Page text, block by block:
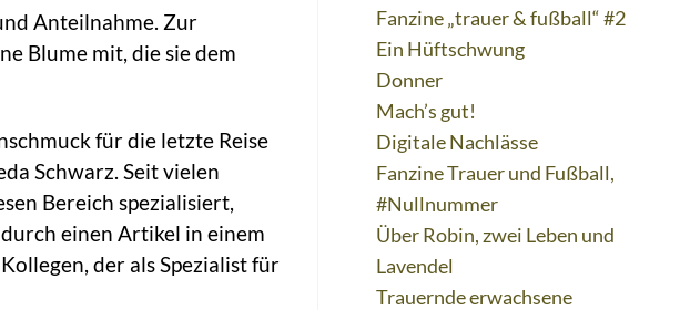
Anteilnahme. Zur
Blume mit, die sie dem
für die letzte Reise
Schwarz. Seit vielen
Bereich spezialisiert,
einen Artikel in einem
der als Spezialist für
Fanzine „trauer & fußball“ #2
Ein Hüftschwung
Donner
Mach’s gut!
Digitale Nachlässe
Fanzine Trauer und Fußball,
#Nullnummer
Über Robin, zwei Leben und
Lavendel
Trauernde erwachsene